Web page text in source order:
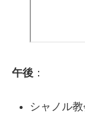
午後 ：
シャノル